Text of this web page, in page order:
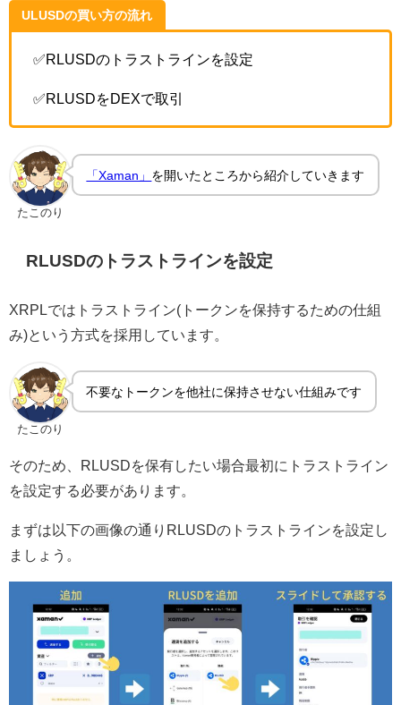
ULUSDの買い方の流れ
✅RLUSDのトラストラインを設定
✅RLUSDをDEXで取引
たこのり
「Xaman」 を開いたところから紹介していきます
RLUSDのトラストラインを設定
XRPLではトラストライン(トークンを保持するための仕組
み)という方式を採用しています。
たこのり
不要なトークンを他社に保持させない仕組みです
そのため、RLUSDを保有したい場合最初にトラストライン
を設定する必要があります。
まずは以下の画像の通りRLUSDのトラストラインを設定し
ましょう。